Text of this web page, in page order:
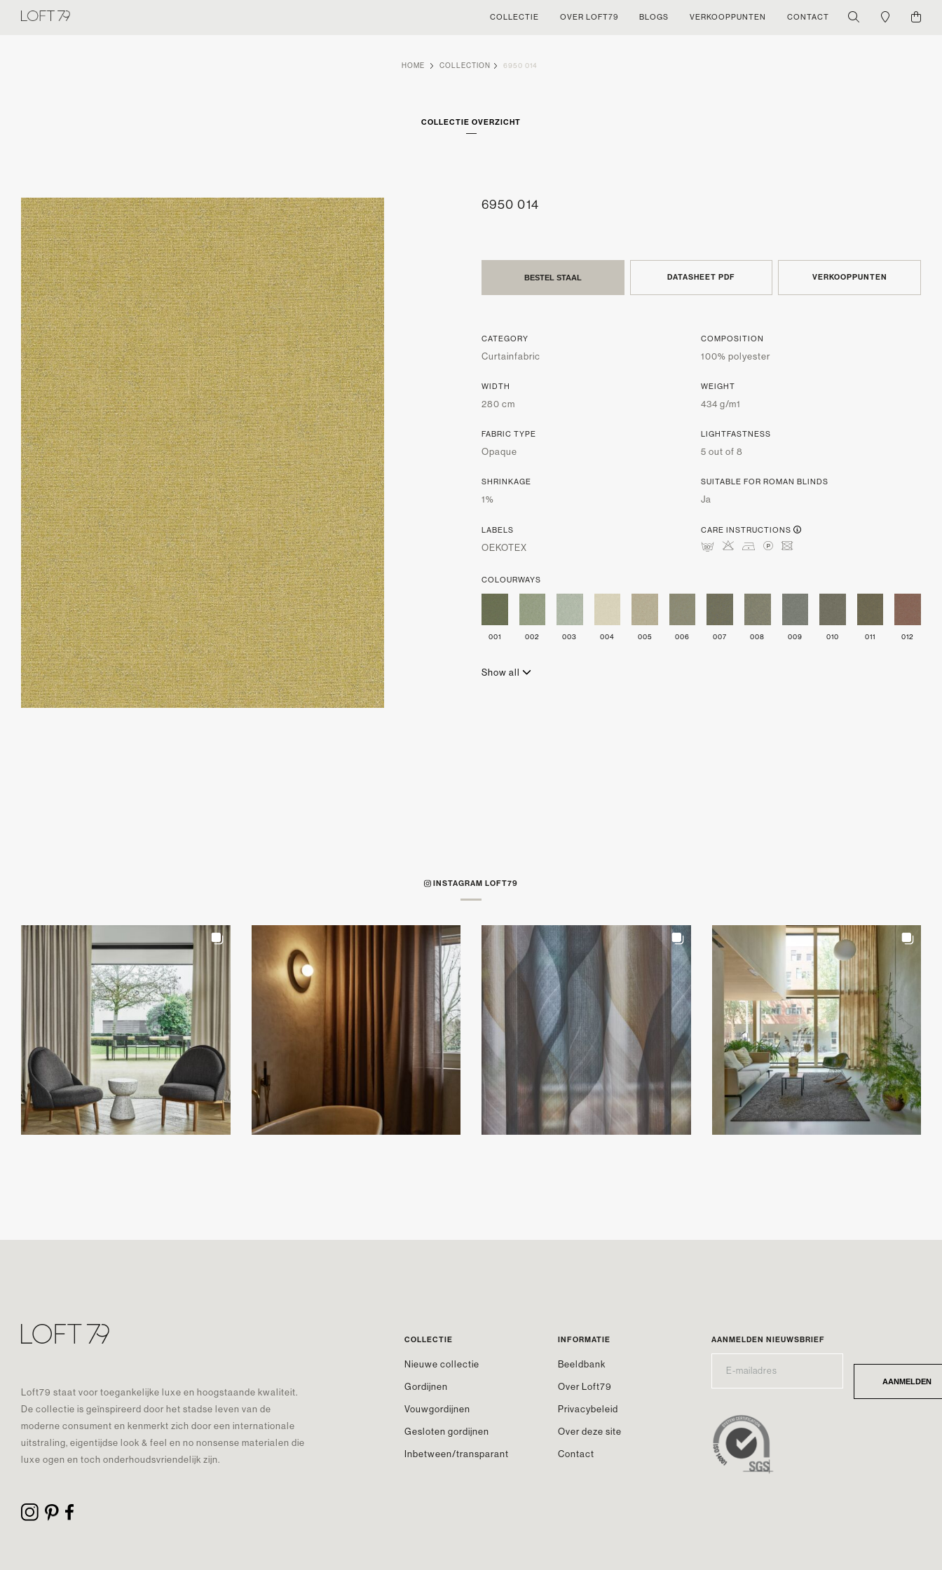
COLLECTIE OVER LOFT79 BLOGS VERKOOPPUNTEN CONTACT
HOME COLLECTION 6950 014
COLLECTIE OVERZICHT
6950 014
BESTEL STAAL DATASHEET PDF VERKOOPPUNTEN
CATEGORY
Curtainfabric
COMPOSITION
100% polyester
WIDTH
280 cm
WEIGHT
434 g/m1
FABRIC TYPE
Opaque
LIGHTFASTNESS
5 out of 8
SHRINKAGE
1%
SUITABLE FOR ROMAN BLINDS
Ja
LABELS
OEKOTEX
CARE INSTRUCTIONS
mHDLU
COLOURWAYS
001 002 003 004 005 006 007 008 009 010 011 012
Show all
INSTAGRAM LOFT79
Loft79 staat voor toegankelijke luxe en hoogstaande kwaliteit.
De collectie is geïnspireerd door het stadse leven van de
moderne consument en kenmerkt zich door een internationale
uitstraling, eigentijdse look & feel en no nonsense materialen die
luxe ogen en toch onderhoudsvriendelijk zijn.
COLLECTIE
Nieuwe collectie
Gordijnen
Vouwgordijnen
Gesloten gordijnen
Inbetween/transparant
INFORMATIE
Beeldbank
Over Loft79
Privacybeleid
Over deze site
Contact
AANMELDEN NIEUWSBRIEF
AANMELDEN